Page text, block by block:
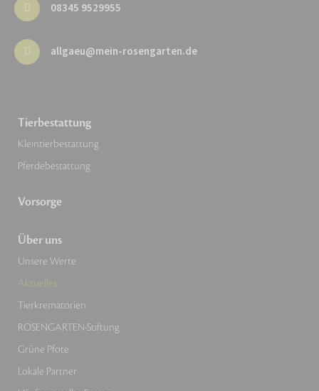
08345 9529955
allgaeu@mein-rosengarten.de
Tierbestattung
Kleintierbestattung
Pferdebestattung
Vorsorge
Über uns
Unsere Werte
Aktuelles
Tierkrematorien
ROSENGARTEN-Stiftung
Grüne Pfote
Lokale Partner